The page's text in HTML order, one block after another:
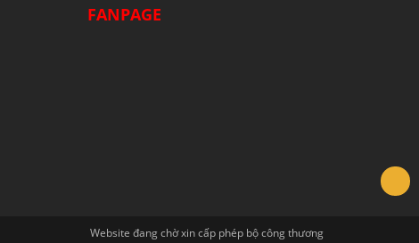
FANPAGE
Website đang chờ xin cấp phép bộ công thương